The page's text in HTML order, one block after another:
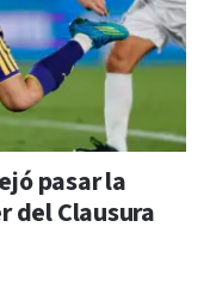
pasar la
del Clausura